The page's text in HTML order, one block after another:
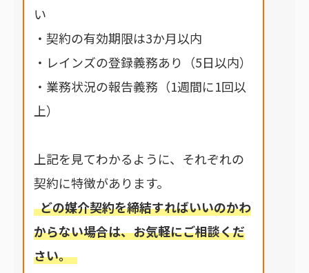
い
・契約の有効期限は3か月以内
・レインズの登録義務あり（5日以内）
・業務状況の報告義務（1週間に1回以
上）
上記を見てわかるように、それぞれの
契約に特徴があります。
どの媒介契約を締結すればいいのかわ
からない場合は、お気軽にご相談くだ
さい。